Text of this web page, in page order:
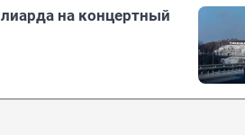
на концертный